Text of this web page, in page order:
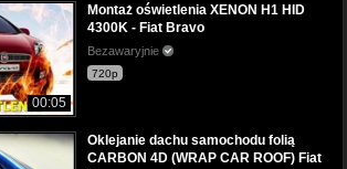
00:05
Montaż oświetlenia XENON H1 HID
4300K - Fiat Bravo
Bezawaryjnie
720p
Oklejanie dachu samochodu folią
CARBON 4D (WRAP CAR ROOF) Fiat